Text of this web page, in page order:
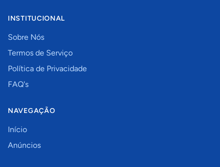
INSTITUCIONAL
Sobre Nós
Termos de Serviço
Política de Privacidade
FAQ's
NAVEGAÇÃO
Início
Anúncios